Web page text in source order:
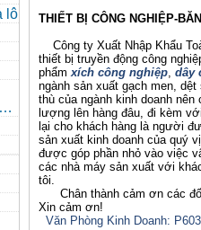
lô
THIẾT BỊ CÔNG NGHIỆP-
Công ty Xuất Nhập Khẩu
thiết bị truyền động công
phẩm xích công nghiệp, dây
ngành sản xuất gạch men,
thù của ngành kinh doanh
lượng lên hàng đâu, đi kèm
lại cho khách hàng là người
sản xuất kinh doanh của quý
được góp phần nhỏ vào việc
các nhà máy sản xuất với
tôi.
Chân thành cảm ơn các đối
Xin cảm ơn!
Văn Phòng Kinh Doanh: